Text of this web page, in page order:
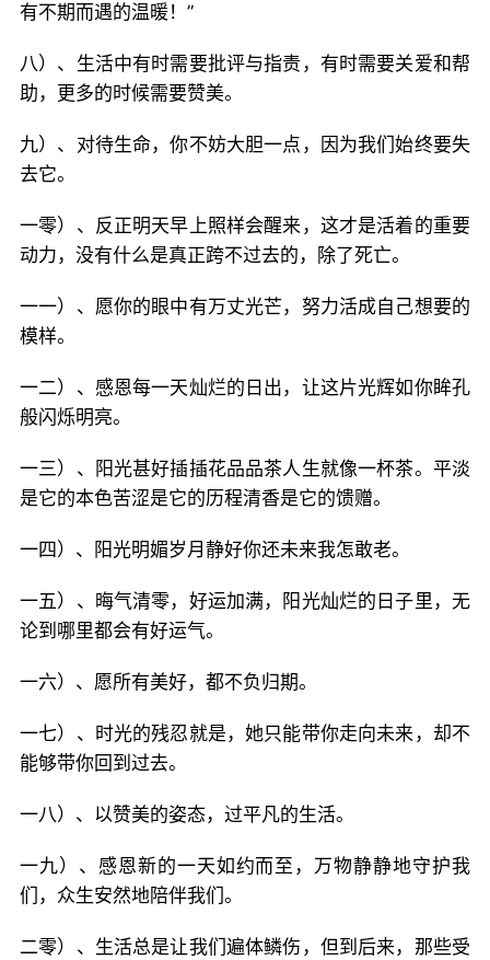
有不期而遇的温暖！”
八）、生活中有时需要批评与指责，有时需要关爱和帮
助，更多的时候需要赞美。
九）、对待生命，你不妨大胆一点，因为我们始终要失
去它。
一零）、反正明天早上照样会醒来，这才是活着的重要
动力，没有什么是真正跨不过去的，除了死亡。
一一）、愿你的眼中有万丈光芒，努力活成自己想要的
模样。
一二）、感恩每一天灿烂的日出，让这片光辉如你眸孔
般闪烁明亮。
一三）、阳光甚好插插花品品茶人生就像一杯茶。平淡
是它的本色苦涩是它的历程清香是它的馈赠。
一四）、阳光明媚岁月静好你还未来我怎敢老。
一五）、晦气清零，好运加满，阳光灿烂的日子里，无
论到哪里都会有好运气。
一六）、愿所有美好，都不负归期。
一七）、时光的残忍就是，她只能带你走向未来，却不
能够带你回到过去。
一八）、以赞美的姿态，过平凡的生活。
一九）、感恩新的一天如约而至，万物静静地守护我
们，众生安然地陪伴我们。
二零）、生活总是让我们遍体鳞伤，但到后来，那些受